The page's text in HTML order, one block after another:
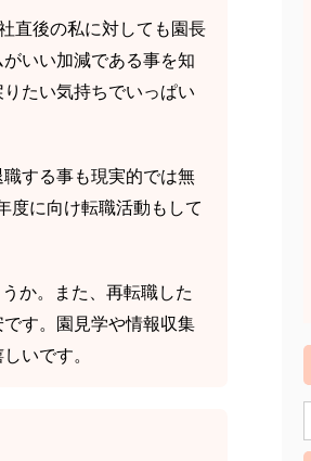
直後の私に対しても園長
いい加減である事を知
たい気持ちでいっぱい
する事も現実的では無
度に向け転職活動もして
か。また、再転職した
す。園見学や情報収集
いです。